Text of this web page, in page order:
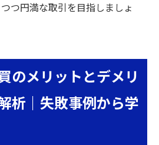
つ円満な取引を目指しましょ
のメリットとデメリ
析｜失敗事例から学